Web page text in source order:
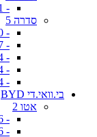
- 2021+ (M4 G82)
סדרה 5
- 2003-2010 (E60)
- 2010-2017 (F10)
- 2017-2024 (G30)
- 2017-2024 (M5 F90)
- 2024+ (G60)
בי.וואי.די BYD
אטו 2
- 2026+ (DMI)
- 2026+ (חשמלית)